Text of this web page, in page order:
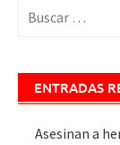
ENTRADAS
Asesinan a